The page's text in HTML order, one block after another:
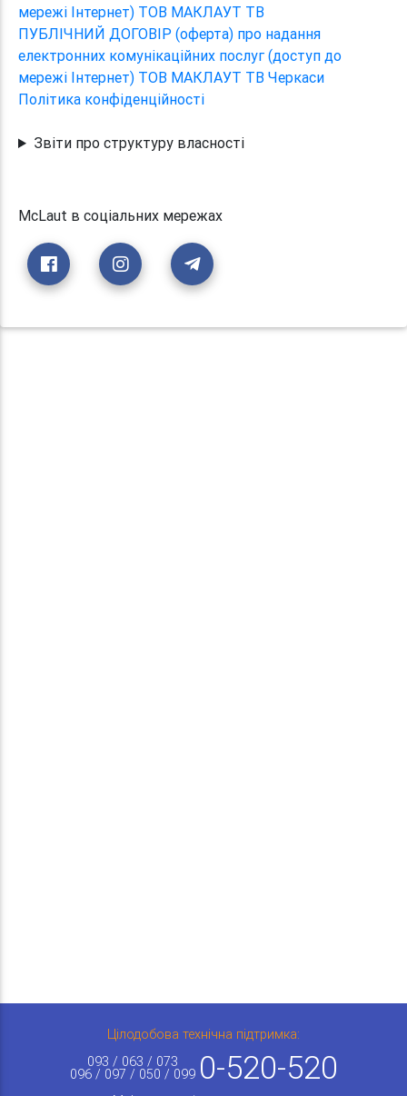
мережі Інтернет) ТОВ МАКЛАУТ ТВ
ПУБЛІЧНИЙ ДОГОВІР (оферта) про надання
електронних комунікаційних послуг (доступ до
мережі Інтернет) ТОВ МАКЛАУТ ТВ Черкаси
Політика конфіденційності
Звіти про структуру власності
McLaut в соціальних мережах
Цілодобова технічна підтримка:
093 / 063 / 073
096 / 097 / 050 / 099 0-520-520